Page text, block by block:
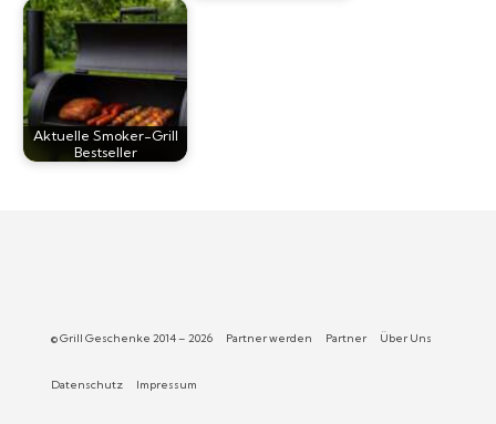
Aktuelle Smoker-Grill
Bestseller
© Grill Geschenke 2014 – 2026 Partner werden Partner Über Uns
Datenschutz Impressum